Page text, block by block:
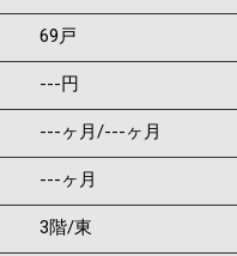
69戸
---円
---ヶ月/---ヶ月
---ヶ月
3階/東